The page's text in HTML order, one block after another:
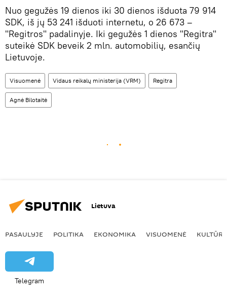
Nuo gegužės 19 dienos iki 30 dienos išduota 79 914
SDK, iš jų 53 241 išduoti internetu, o 26 673 –
"Regitros" padalinyje. Iki gegužės 1 dienos "Regitra"
suteikė SDK beveik 2 mln. automobilių, esančių
Lietuvoje.
Visuomenė Vidaus reikalų ministerija (VRM) Regitra
Agnė Bilotaitė
Lietuva
PASAULYJE POLITIKA EKONOMIKA VISUOMENĖ KULTŪRA
Telegram